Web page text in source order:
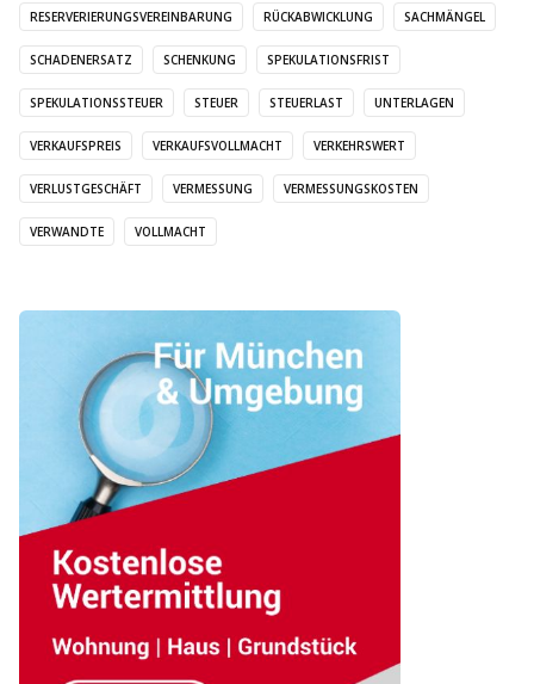
RESERVERIERUNGSVEREINBARUNG RÜCKABWICKLUNG SACHMÄNGEL
SCHADENERSATZ SCHENKUNG SPEKULATIONSFRIST
SPEKULATIONSSTEUER STEUER STEUERLAST UNTERLAGEN
VERKAUFSPREIS VERKAUFSVOLLMACHT VERKEHRSWERT
VERLUSTGESCHÄFT VERMESSUNG VERMESSUNGSKOSTEN
VERWANDTE VOLLMACHT